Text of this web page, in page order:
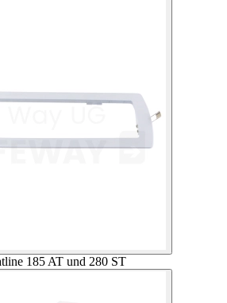
185 AT und 280 ST